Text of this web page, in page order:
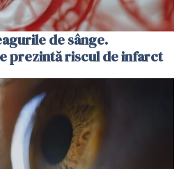
de sânge.
prezintă riscul de infarct